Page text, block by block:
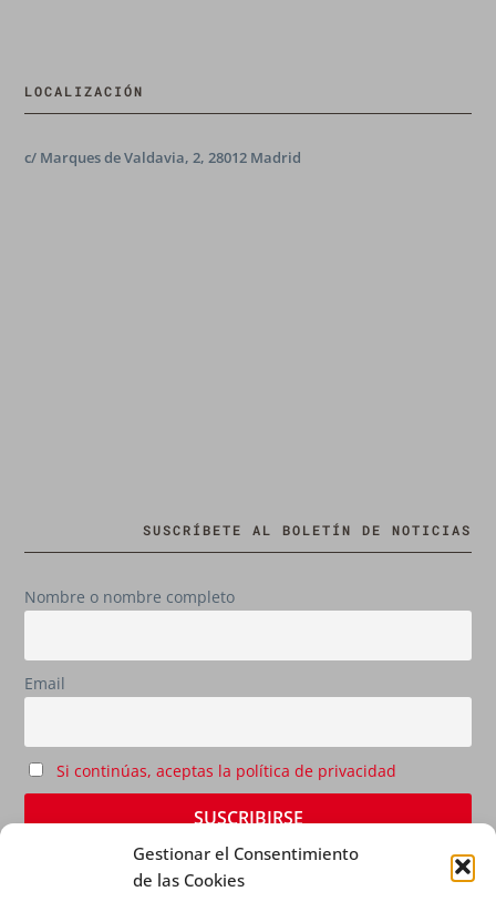
Gestionar el Consentimiento
de las Cookies
LOCALIZACIÓN
c/ Marques de Valdavia, 2, 28012 Madrid
SUSCRÍBETE AL BOLETÍN DE NOTICIAS
Nombre o nombre completo
Email
Si continúas, aceptas la política de privacidad